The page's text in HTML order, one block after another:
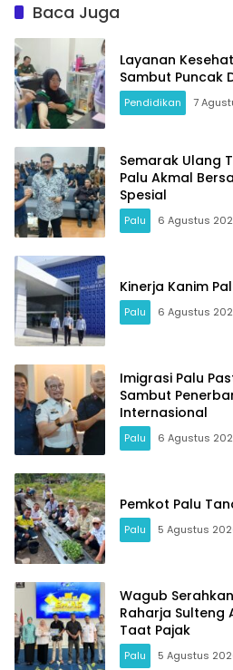
Baca Juga
Layanan
Sambut Puncak
Pendidikan 7
Semarak Ulang
Palu Akmal
Spesial
Palu 6 Agustus
Kinerja Kanim
Palu 6 Agustus
Imigrasi Palu
Sambut
Internasional
Palu 6 Agustus
Pemkot Palu
Palu 5 Agustus
Wagub
Raharja Sulteng
Taat Pajak
Palu 5 Agustus